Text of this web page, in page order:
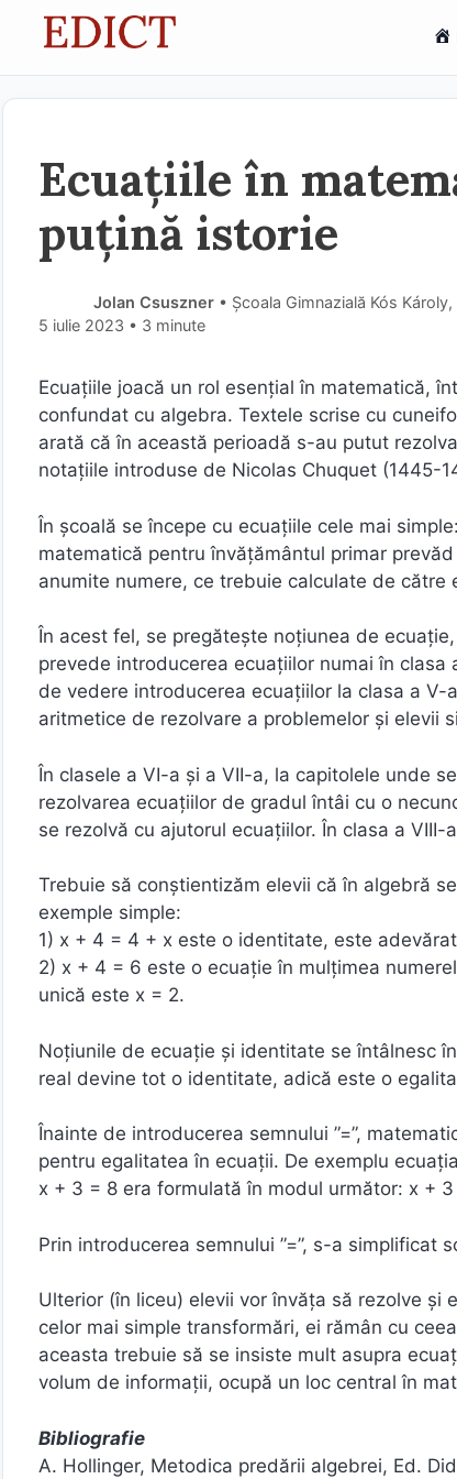
Ecuațiile în
puțină istorie
Jolan Csuszner • Școala Gimnazială Kós
5 iulie 2023 • 3 minute
Ecuațiile joacă un rol esențial în matematică,
confundat cu algebra. Textele scrise cu
arată că în această perioadă s-au putut
notațiile introduse de Nicolas Chuquet (1445-
În școală se începe cu ecuațiile cele mai
matematică pentru învățământul primar
anumite numere, ce trebuie calculate de către
În acest fel, se pregătește noțiunea de
prevede introducerea ecuațiilor numai în
de vedere introducerea ecuațiilor la clasa a
aritmetice de rezolvare a problemelor și elevii
În clasele a VI-a și a VII-a, la capitolele unde
rezolvarea ecuațiilor de gradul întâi cu o
se rezolvă cu ajutorul ecuațiilor. În clasa a
Trebuie să conștientizăm elevii că în algebră
exemple simple:
1) x + 4 = 4 + x este o identitate, este
2) x + 4 = 6 este o ecuație în mulțimea
unică este x = 2.
Noțiunile de ecuație și identitate se întâlnesc
real devine tot o identitate, adică este o
Înainte de introducerea semnului ”=”,
pentru egalitatea în ecuații. De exemplu ecuația
x + 3 = 8 era formulată în modul următor: x +
Prin introducerea semnului ”=”, s-a simplificat
Ulterior (în liceu) elevii vor învăța să rezolve
celor mai simple transformări, ei rămân cu
aceasta trebuie să se insiste mult asupra
volum de informații, ocupă un loc central în
Bibliografie
A. Hollinger, Metodica predării algebrei, Ed.